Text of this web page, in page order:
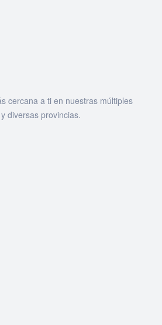
cercana a ti en nuestras múltiples
diversas provincias.